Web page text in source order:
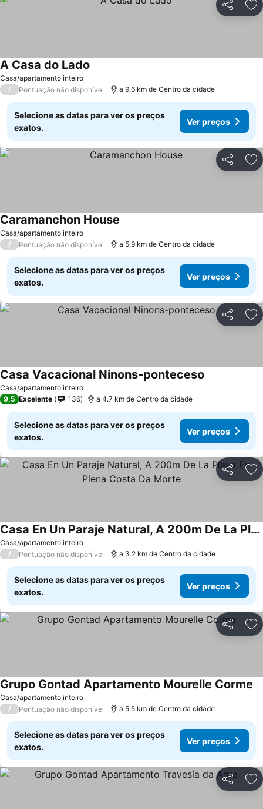
Partilhar
Casa/apartamento inteiro
A Casa do Lado
/ Pontuação não disponível a 9.6 km de Centro da cidade
Selecione as datas para ver os preços
exatos.
Ver preços
Partilhar
Casa/apartamento inteiro
Caramanchon House
/ Pontuação não disponível a 5.9 km de Centro da cidade
Selecione as datas para ver os preços
exatos.
Ver preços
Partilhar
Casa/apartamento inteiro
Casa Vacacional Ninons-ponteceso
9,5 Excelente 136 a 4.7 km de Centro da cidade
Selecione as datas para ver os preços
exatos.
Ver preços
Partilhar
Casa/apartamento inteiro
Casa En Un Paraje Natural, A 200m De La Playa En Plena Costa Da Morte
/ Pontuação não disponível a 3.2 km de Centro da cidade
Selecione as datas para ver os preços
exatos.
Ver preços
Partilhar
Casa/apartamento inteiro
Grupo Gontad Apartamento Mourelle Corme
/ Pontuação não disponível a 5.5 km de Centro da cidade
Selecione as datas para ver os preços
exatos.
Ver preços
Partilhar